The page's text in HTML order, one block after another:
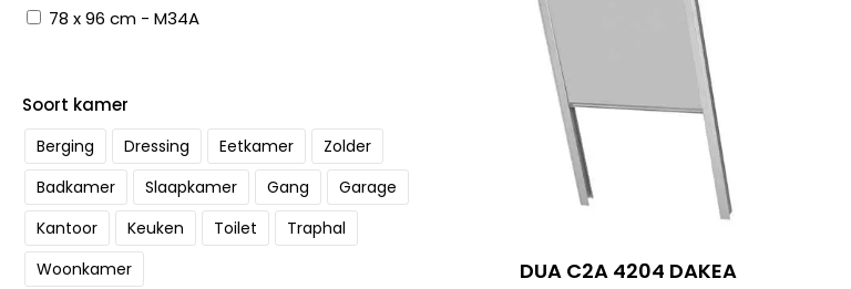
DUA C2A 4204 DAKEA
78 x 96 cm - M34A
Soort kamer
Berging Dressing Eetkamer
Zolder
Badkamer
Slaapkamer Gang
Garage
Kantoor
Keuken Toilet
Traphal
Woonkamer